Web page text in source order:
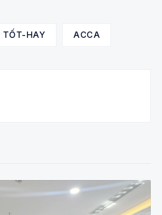
TỐT-HAY ACCA